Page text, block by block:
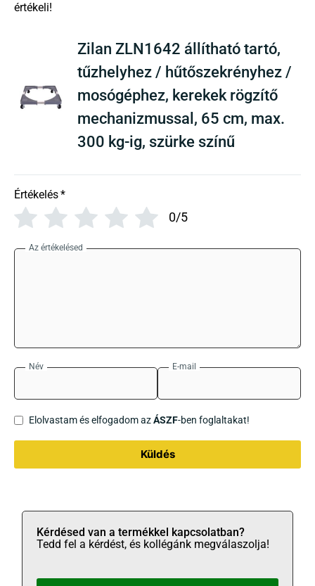
Zilan ZLN1642 állítható tartó,
tűzhelyhez / hűtőszekrényhez /
mosógéphez, kerekek rögzítő
mechanizmussal, 65 cm, max.
300 kg-ig, szürke színű
Értékelés*
0/5
Az értékelésed
Név E-mail
Elolvastam és elfogadom azÁSZF-ben foglaltakat!
Küldés
Kérdésed van a termékkel kapcsolatban?
Tedd fel a kérdést, és kollégánk megválaszolja!